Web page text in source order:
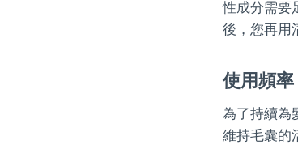
性成分需要
後，您再用
使用頻率
為了持續為
維持毛囊的